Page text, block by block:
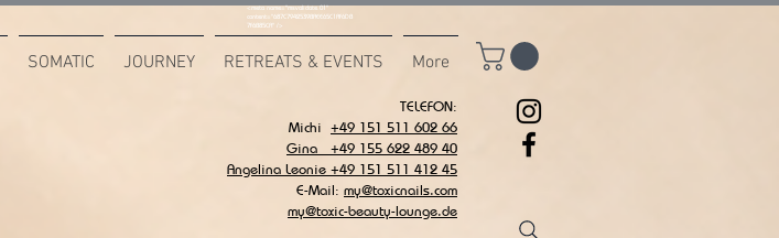
<meta name="msvalidate.01"
content="687C7942539BAEE65C1AF6DB
7F6B85CA" />
SOMATIC JOURNEY RETREATS & EVENTS More
TELEFON:
Michi +49 151 511 602 66
Gina +49 155 622 489 40
Angelina Leonie +49 151 511 412 45
E-Mail: my@toxicnails.com
my@toxic-beauty-lounge.de